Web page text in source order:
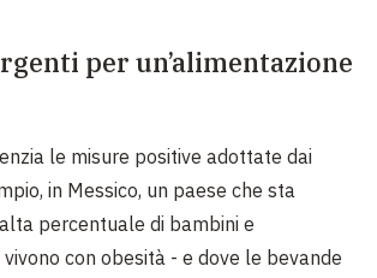
per un’alimentazione
le misure positive adottate dai
in Messico, un paese che sta
percentuale di bambini e
con obesità - e dove le bevande